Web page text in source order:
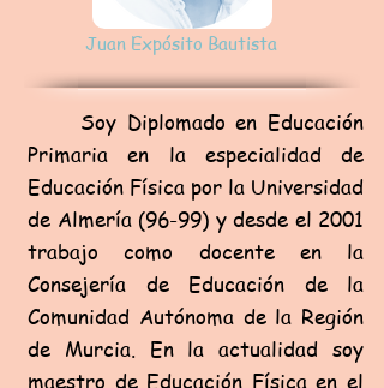
Juan Expósito Bautista
Soy Diplomado en Educación
Primaria en la especialidad de
Educación Física por la Universidad
de Almería (96-99) y desde el 2001
trabajo como docente en la
Consejería de Educación de la
Comunidad Autónoma de la Región
de Murcia. En laactualidad soy
maestro deEducación Física en el